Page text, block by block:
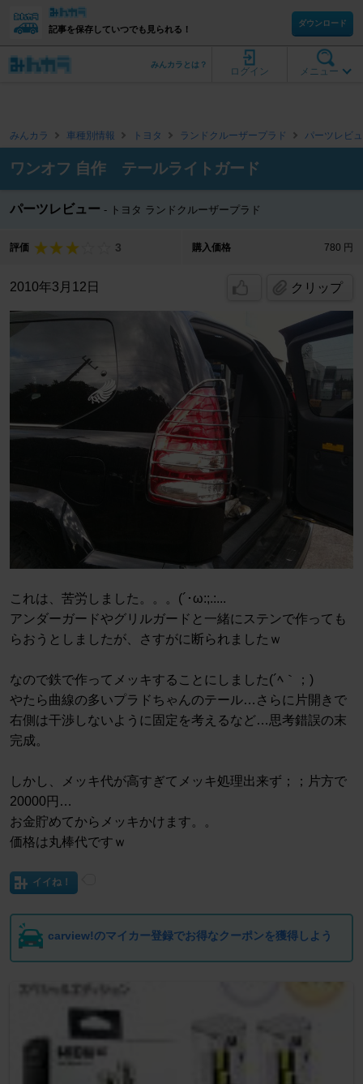
記事を保存していつでも見られる！
ダウンロード
メニュー
ログイン
みんカラとは？
みんカラ 車種別情報 トヨタ ランドクルーザープラド パーツレビ
ワンオフ 自作 テールライトガード
パーツレビュー トヨタ ランドクルーザープラド
評価 3 購入価格 780 円
2010年3月12日 クリップ
これは、苦労しました。。。(´･ω:;.:...
アンダーガードやグリルガードと一緒にステンで作っても
らおうとしましたが、さすがに断られましたｗ
なので鉄で作ってメッキすることにしました(´ﾍ｀；)
やたら曲線の多いプラドちゃんのテール…さらに片開きで
右側は干渉しないように固定を考えるなど…思考錯誤の末
完成。
しかし、メッキ代が高すぎてメッキ処理出来ず；；片方で
20000円…
お金貯めてからメッキかけます。。
価格は丸棒代ですｗ
イイね！
carview!のマイカー登録でお得なクーポンを獲得しよう